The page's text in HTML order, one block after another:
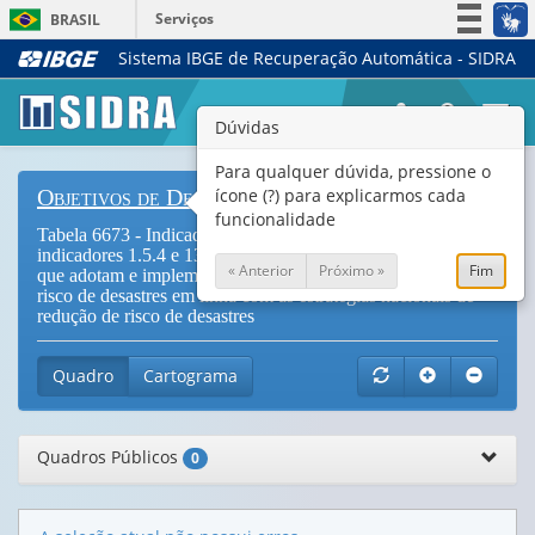
BRASIL
Serviços
Simplifique!
Legislação
Canais
Sistema IBGE de Recuperação Automática - SIDRA
Objetivos de Desenvolvimento Sustentável
Tabela 6673 - Indicador 11.b.2 (também se aplica aos
indicadores 1.5.4 e 13.1.3) - Proporção de governos locais
que adotam e implementam estratégias locais de redução de
risco de desastres em linha com as estratégias nacionais de
redução de risco de desastres
Quadro Cartograma
Quadros Públicos 0
Dúvidas
Para qualquer dúvida, pressione o
ícone (?) para explicarmos cada
funcionalidade
« Anterior Próximo » Fim